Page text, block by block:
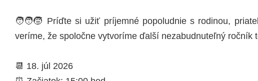
🧑‍🧑‍🧒 Príďte si užiť príjemné popoludnie s rodinou,
veríme, že spoločne vytvoríme ďalší nezabudnuteľný ročník
📆 18. júl 2026